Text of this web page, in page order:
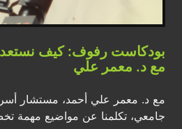
بودكاست رفوف: كيف نستعد
مع د. معمر علي
مع د. معمر علي أحمد، مستشار
جامعي، تكلمنا عن مواضيع مهمة